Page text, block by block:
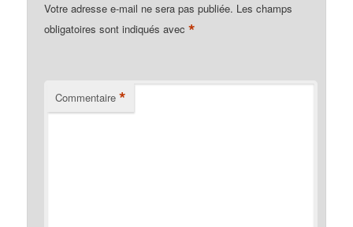
Votre adresse e-mail ne sera pas publiée. Les champs
obligatoires sont indiqués avec*
Commentaire *